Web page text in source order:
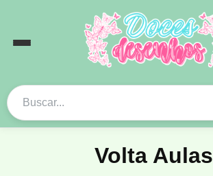
Volta Aulas